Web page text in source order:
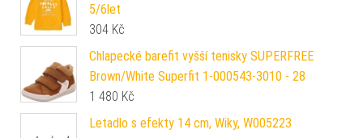
5/6let
304 Kč
Chlapecké barefit vyšší tenisky SUPERFREE
Brown/White Superfit 1-000543-3010 - 28
1 480 Kč
Letadlo s efekty 14 cm, Wiky, W005223